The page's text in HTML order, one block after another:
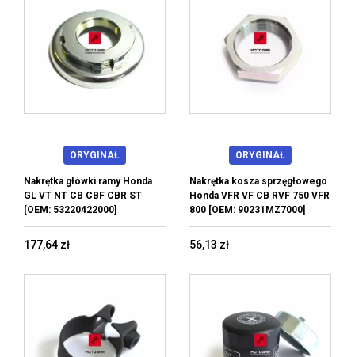
ORYGINAŁ
Nakrętka główki ramy Honda
GL VT NT CB CBF CBR ST
[OEM: 53220422000]
177,64 zł
ORYGINAŁ
Nakrętka kosza sprzęgłowego
Honda VFR VF CB RVF 750 VFR
800 [OEM: 90231MZ7000]
56,13 zł